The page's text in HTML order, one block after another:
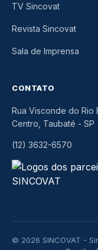
TV Sincovat
Revista Sincovat
Sala de Imprensa
CONTATO
Rua Visconde do Rio
Centro, Taubaté - SP
(12) 3632-6570
© 2026 SINCOVAT -